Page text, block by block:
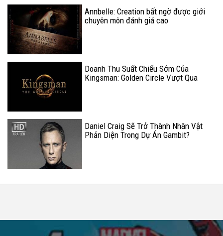
Annbelle: Creation bất ngờ được giới
chuyên môn đánh giá cao
Doanh Thu Suất Chiếu Sớm Của
Kingsman: Golden Circle Vượt Qua
Daniel Craig Sẽ Trở Thành Nhân Vật
Phản Diện Trong Dự Án Gambit?